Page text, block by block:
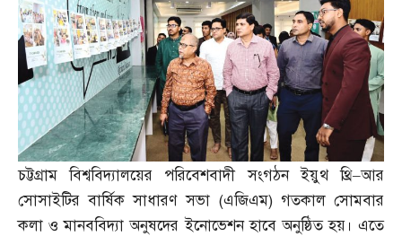
চট্টগ্রাম বিশ্ববিদ্যালয়ের পরিবেশবাদী সংগঠন ইয়ুথ থ্রি–আর
সোসাইটির বার্ষিক সাধারণ সভা (এজিএম) গতকাল সোমবার
কলা ও মানববিদ্যা অনুষদের ইনোভেশন হাবে অনুষ্ঠিত হয়। এতে